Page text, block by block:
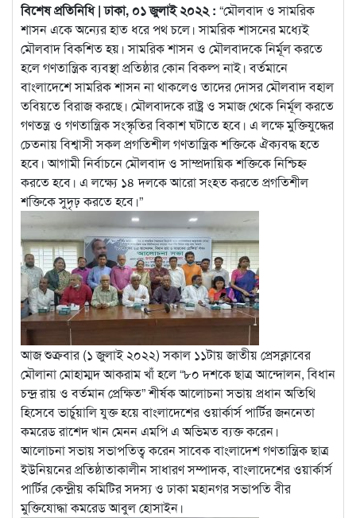
বিশেষ প্রতিনিধি | ঢাকা, ০১ জুলাই ২০২২ : “মৌলবাদ ও সামরিক
শাসন একে অন্যের হাত ধরে পথ চলে। সামরিক শাসনের মধ্যেই
মৌলবাদ বিকশিত হয়। সামরিক শাসন ও মৌলবাদকে নির্মূল করতে
হলে গণতান্ত্রিক ব্যবস্থা প্রতিষ্ঠার কোনবিকল্প নাই। বর্তমানে
বাংলাদেশে সামরিক শাসন না থাকলেও তাদের দোসর মৌলবাদ বহাল
তবিয়তে বিরাজ করছে। মৌলবাদকে রাষ্ট্র ও সমাজ থেকে নির্মূল করতে
গণতন্ত্র ও গণতান্ত্রিক সংস্কৃতির বিকাশ ঘটাতে হবে। এ লক্ষে মুক্তিযুদ্ধের
চেতনায় বিশ্বাসী সকল প্রগতিশীল গণতান্ত্রিক শক্তিকে ঐক্যবদ্ধ হতে
হবে। আগামী নির্বাচনে মৌলবাদ ও সাম্প্রদায়িক শক্তিকে নিশ্চিহ্ন
করতে হবে। এ লক্ষ্যে ১৪ দলকে আরো সংহত করতে প্রগতিশীল
শক্তিকে সুদৃঢ় করতে হবে।”
আজ শুক্রবার (১ জুলাই ২০২২) সকাল ১১টায় জাতীয় প্রেসক্লাবের
মৌলানা মোহাম্মদ আকরাম খাঁ হলে “৮০ দশকে ছাত্র আন্দোলন, বিধান
চন্দ্র রায় ও বর্তমান প্রেক্ষিত” শীর্ষক আলোচনা সভায় প্রধান অতিথি
হিসেবে ভার্চুয়ালি যুক্ত হয়ে বাংলাদেশের ওয়ার্কার্স পার্টির জননেতা
কমরেড রাশেদ খান মেনন এমপি এ অভিমত ব্যক্ত করেন।
আলোচনা সভায় সভাপতিত্ব করেন সাবেক বাংলাদেশ গণতান্ত্রিক ছাত্র
ইউনিয়নের প্রতিষ্ঠাতাকালীন সাধারণ সম্পাদক, বাংলাদেশের ওয়ার্কার্স
পার্টির কেন্দ্রীয় কমিটির সদস্য ও ঢাকা মহানগর সভাপতি বীর
মুক্তিযোদ্ধা কমরেড আবুল হোসাইন।